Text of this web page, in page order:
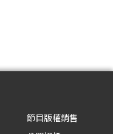
節目版權銷售